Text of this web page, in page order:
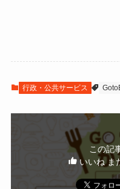
行政・公共サービス
この記
いいね ま